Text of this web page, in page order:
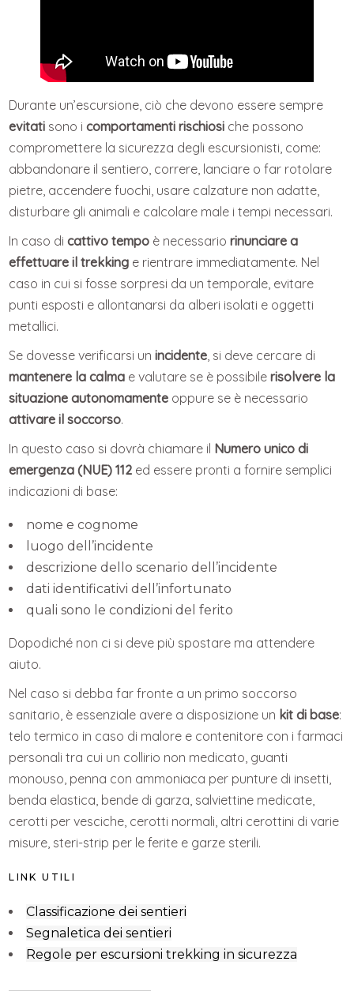
Durante un’escursione, ciò che devono essere sempre
evitati sono icomportamenti rischiosi che possono
compromettere la sicurezza degli escursionisti, come:
abbandonare il sentiero, correre, lanciare o far rotolare
pietre, accendere fuochi, usare calzature non adatte,
disturbare gli animali e calcolare male i tempi necessari.
In caso dicattivo tempo è necessariorinunciare a
effettuare il trekking e rientrare immediatamente. Nel
caso in cui si fosse sorpresi da un temporale, evitare
punti esposti e allontanarsi da alberi isolati e oggetti
metallici.
Se dovesse verificarsi unincidente, si deve cercare di
mantenere la calma e valutare se è possibilerisolvere la
situazione autonomamente oppure se è necessario
attivare il soccorso.
In questo caso si dovrà chiamare il Numero unico di
emergenza (NUE) 112 ed essere pronti a fornire semplici
indicazioni di base:
nome e cognome
luogo dell’incidente
descrizione dello scenario dell’incidente
dati identificativi dell’infortunato
quali sono le condizioni del ferito
Dopodiché non ci si deve più spostare ma attendere
aiuto.
Nel caso si debba far fronte a un primo soccorso
sanitario, è essenziale avere a disposizione un kit di base:
telo termico in caso di malore e contenitore con i farmaci
personali tra cui un collirio non medicato, guanti
monouso, penna con ammoniaca per punture di insetti,
benda elastica, bende di garza, salviettine medicate,
cerotti per vesciche, cerotti normali, altri cerottini di varie
misure, steri-strip per le ferite e garze sterili.
LINK UTILI
Classificazione dei sentieri
Segnaletica dei sentieri
Regole per escursioni trekking in sicurezza